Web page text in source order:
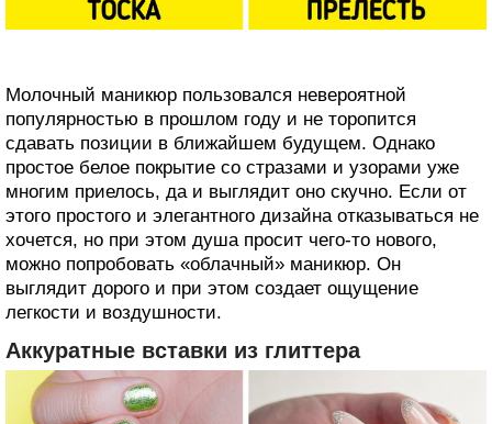
Молочный маникюр пользовался невероятной
популярностью в прошлом году и не торопится
сдавать позиции в ближайшем будущем. Однако
простое белое покрытие со стразами и узорами уже
многим приелось, да и выглядит оно скучно. Если от
этого простого и элегантного дизайна отказываться не
хочется, но при этом душа просит чего-то нового,
можно попробовать «облачный» маникюр. Он
выглядит дорого и при этом создает ощущение
легкости и воздушности.
Аккуратные вставки из глиттера